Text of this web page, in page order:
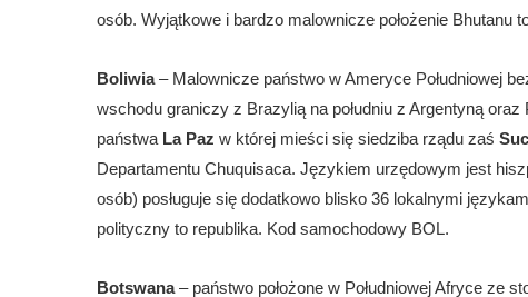
osób. Wyjątkowe i bardzo malownicze położenie Bhutanu
Boliwia– Malownicze państwo w Ameryce Południowej
wschodu graniczy z Brazylią na południu z Argentyną
państwa La Paz w której mieści się siedziba rządu zaś
Departamentu Chuquisaca. Językiem urzędowym jest
osób) posługuje się dodatkowo blisko 36 lokalnymi
polityczny to republika. Kod samochodowy BOL.
Botswana– państwo położone w Południowej Afryce ze